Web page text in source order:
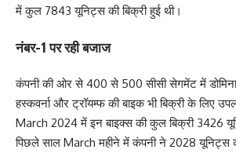
में कुल 7843 यूनिट्स की बिक्री हुई थी।
नंबर-1 पर रही बजाज
कंपनी की ओर से 400 से 500 सीसी सेगमेंट में
हस्‍कवर्ना और ट्रॉयम्‍फ की बाइक भी बिक्री के लिए
March 2024 में इन बाइक्‍स की कुल बिक्री 3426
पिछले साल March महीने में कंपनी ने 2028 यूनिट्स